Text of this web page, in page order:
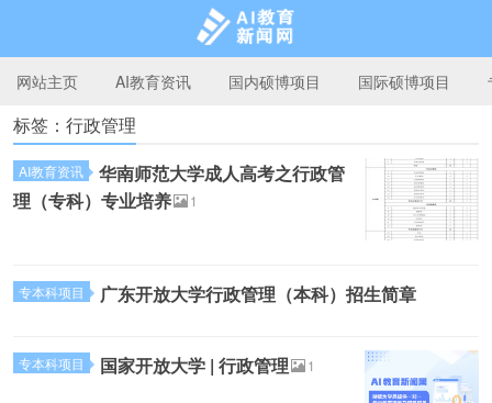
AI教育新闻网
网站主页 AI教育资讯 国内硕博项目 国际硕博项目
标签：行政管理
AI教育资讯
华南师范大学成人高考之行政管
理（专科）专业培养
1
专本科项目 广东开放大学行政管理（本科）招生简章
专本科项目 国家开放大学 | 行政管理 1